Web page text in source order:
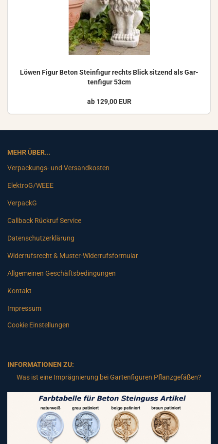
Löwen Figur Beton Stein­fi­gur rechts Blick sit­zend als Gar­
ten­fi­gur 53cm
ab 129,00 EUR
MEHR ÜBER...
Verpackungs- und Versandkosten
ElektroG/WEEE
VerpackG
Callback Rückruf Service
Datenschutzerklärung
Widerrufsrecht & Muster-Widerrufsformular
Allgemeinen Geschäftsbedingungen
Kontakt
Impressum
Cookie Einstellungen
INFORMATIONEN ZU:
Was ist eine Imprägnierung bei Gartenfiguren Pflanzgefäßen?